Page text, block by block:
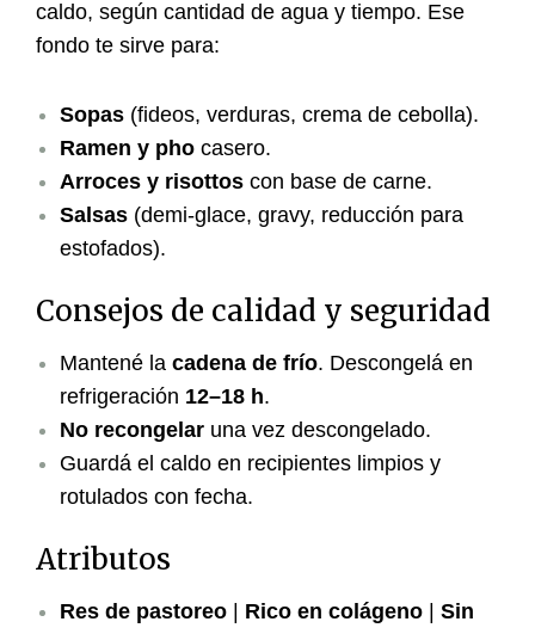
caldo, según cantidad de agua y tiempo. Ese
fondo te sirve para:
Sopas (fideos, verduras, crema de cebolla).
Ramen y pho casero.
Arroces y risottos con base de carne.
Salsas (demi-glace, gravy, reducción para
estofados).
Consejos de calidad y seguridad
Mantené la cadena de frío. Descongelá en
refrigeración 12–18 h.
No recongelar una vez descongelado.
Guardá el caldo en recipientes limpios y
rotulados con fecha.
Atributos
Res de pastoreo Rico en colágeno
Sin